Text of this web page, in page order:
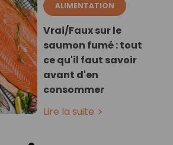
ALIMENTATION
Vrai/Faux sur le
saumon fumé : tout
ce qu'il faut savoir
avant d'en
consommer
Lire la suite